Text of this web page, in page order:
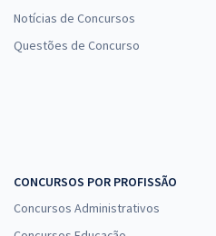
Notícias de Concursos
Questões de Concurso
CONCURSOS POR PROFISSÃO
Concursos Administrativos